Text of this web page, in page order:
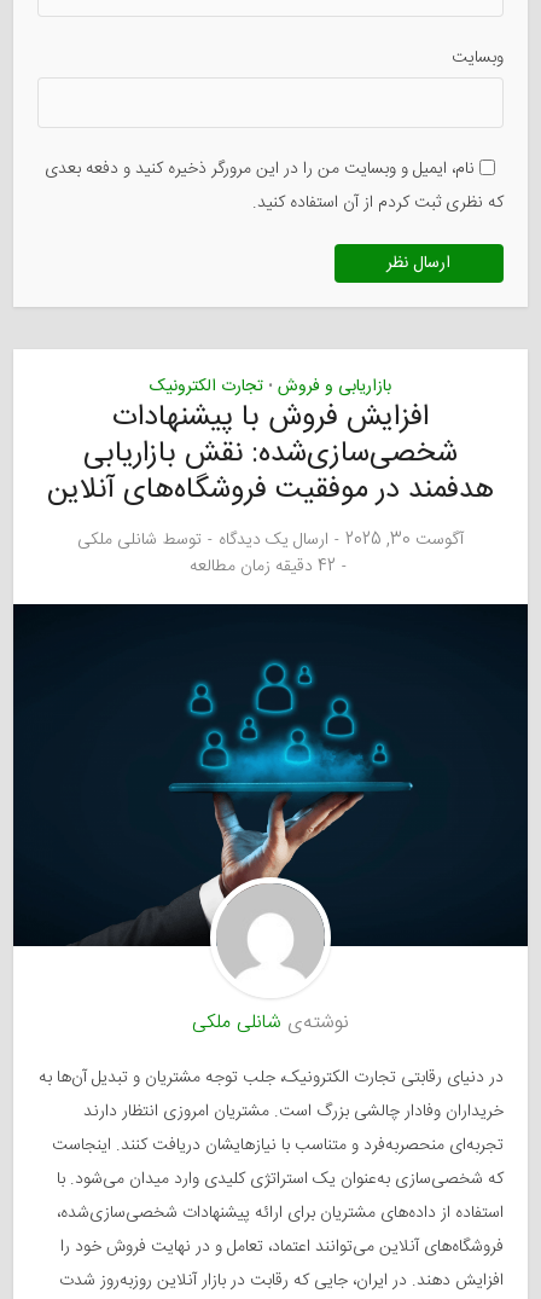
وبسایت
نام، ایمیل و وبسایت من را در این مرورگر ذخیره کنید و دفعه بعدی
که نظری ثبت کردم از آن استفاده کنید.
بازاریابی و فروش • تجارت الکترونیک
افزایش فروش با پیشنهادات
شخصی‌سازی‌شده: نقش بازاریابی
هدفمند در موفقیت فروشگاه‌های آنلاین
آگوست 30, 2025 ارسال یک دیدگاه توسط شانلی ملکی
42 دقیقه زمان مطالعه
نوشته‌ی شانلی ملکی
در دنیای رقابتی تجارت الکترونیک، جلب توجه مشتریان و تبدیل آن‌ها به
خریداران وفادار چالشی بزرگ است. مشتریان امروزی انتظار دارند
تجربه‌ای منحصربه‌فرد و متناسب با نیازهایشان دریافت کنند. اینجاست
که شخصی‌سازی به‌عنوان یک استراتژی کلیدی وارد میدان می‌شود. با
استفاده از داده‌های مشتریان برای ارائه پیشنهادات شخصی‌سازی‌شده،
فروشگاه‌های آنلاین می‌توانند اعتماد، تعامل و در نهایت فروش خود را
افزایش دهند. در ایران، جایی که رقابت در بازار آنلاین روزبه‌روز شدت